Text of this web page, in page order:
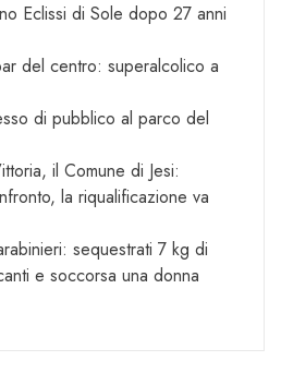
Eclissi di Sole dopo 27 anni
del centro: superalcolico a
di pubblico al parco del
il Comune di Jesi:
la riqualificazione va
sequestrati 7 kg di
e soccorsa una donna